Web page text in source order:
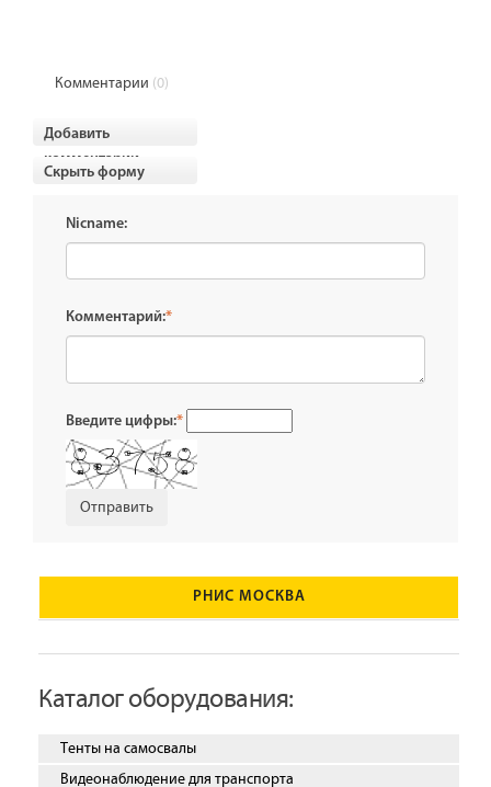
Комментарии (0)
Добавить
комментарии
Скрыть форму
Nicname:
Комментарий:*
Введите цифры:*
РНИС МОСКВА
Каталог оборудования:
Тенты на самосвалы
Видеонаблюдение для транспорта